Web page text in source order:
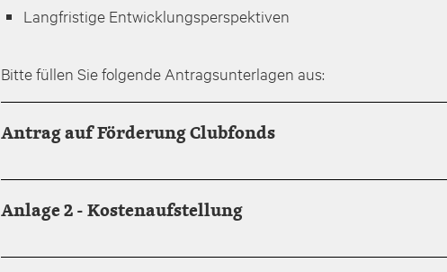
Langfristige Entwicklungsperspektiven
Bitte füllen Sie folgende Antragsunterlagen aus:
Antrag auf Förderung Clubfonds
Anlage 2 - Kostenaufstellung